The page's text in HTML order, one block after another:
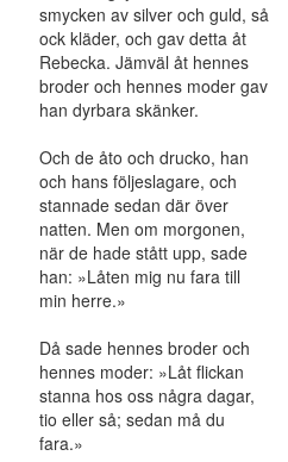
smycken av silver och guld, så
ock kläder, och gav detta åt
Rebecka. Jämväl åt hennes
broder och hennes moder gav
han dyrbara skänker.
Och de åto och drucko, han
och hans följeslagare, och
stannade sedan där över
natten. Men om morgonen,
när de hade stått upp, sade
han: »Låten mig nu fara till
min herre.»
Då sade hennes broder och
hennes moder: »Låt flickan
stanna hos oss några dagar,
tio eller så; sedan må du
fara.»